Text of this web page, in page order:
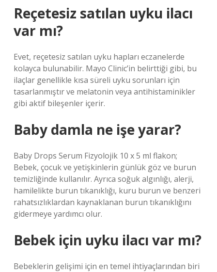
Reçetesiz satılan uyku ilacı
var mı?
Evet, reçetesiz satılan uyku hapları eczanelerde
kolayca bulunabilir. Mayo Clinic’in belirttiği gibi, bu
ilaçlar genellikle kısa süreli uyku sorunları için
tasarlanmıştır ve melatonin veya antihistaminikler
gibi aktif bileşenler içerir.
Baby damla ne işe yarar?
Baby Drops Serum Fizyolojik 10 x 5 ml flakon;
Bebek, çocuk ve yetişkinlerin günlük göz ve burun
temizliğinde kullanılır. Ayrıca soğuk algınlığı, alerji,
hamilelikte burun tıkanıklığı, kuru burun ve benzeri
rahatsızlıklardan kaynaklanan burun tıkanıklığını
gidermeye yardımcı olur.
Bebek için uyku ilacı var mı?
Bebeklerin gelişimi için en temel ihtiyaçlarından biri